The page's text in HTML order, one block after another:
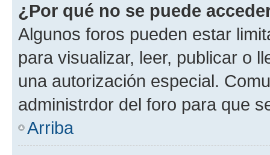
¿Por qué no se puede
Algunos foros pueden estar
para visualizar, leer, publicar o
una autorización especial.
administrdor del foro para que
Arriba